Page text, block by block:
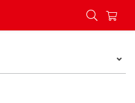
500 g - Konzum